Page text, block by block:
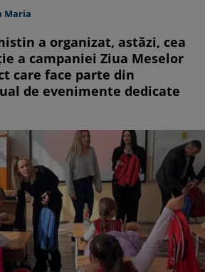
Maria
a organizat, astăzi, cea
a campaniei Ziua Meselor
care face parte din
de evenimente dedicate